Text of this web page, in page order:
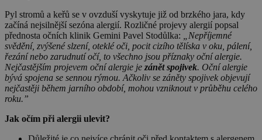
Pyl stromů a keřů se v ovzduší vyskytuje již od brzkého jara, kdy
začíná nejsilnější sezóna alergií. Rozličné projevy alergií popsal
přednosta očních klinik Gemini Pavel Stodůlka:
„Nepříjemné
svědění, zvýšené slzení, oteklé oči, pocit cizího tělíska v oku, pálení,
řezání nebo zarudnutí očí, to všechno jsou příznaky oční alergie.
Nejčastějším projevem oční alergie je zánět spojivek. Oční alergie
bývá spojena se sennou rýmou. Ačkoliv se záněty spojivek objevují
nejčastěji během jarního období, mohou vzniknout v průběhu celého
roku.”
Jak očím při alergii ulevit?